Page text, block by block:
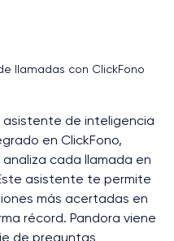
llamadas con ClickFono
asistente de inteligencia
en ClickFono,
cada llamada en
asistente te permite
más acertadas en
récord. Pandora viene
de preguntas